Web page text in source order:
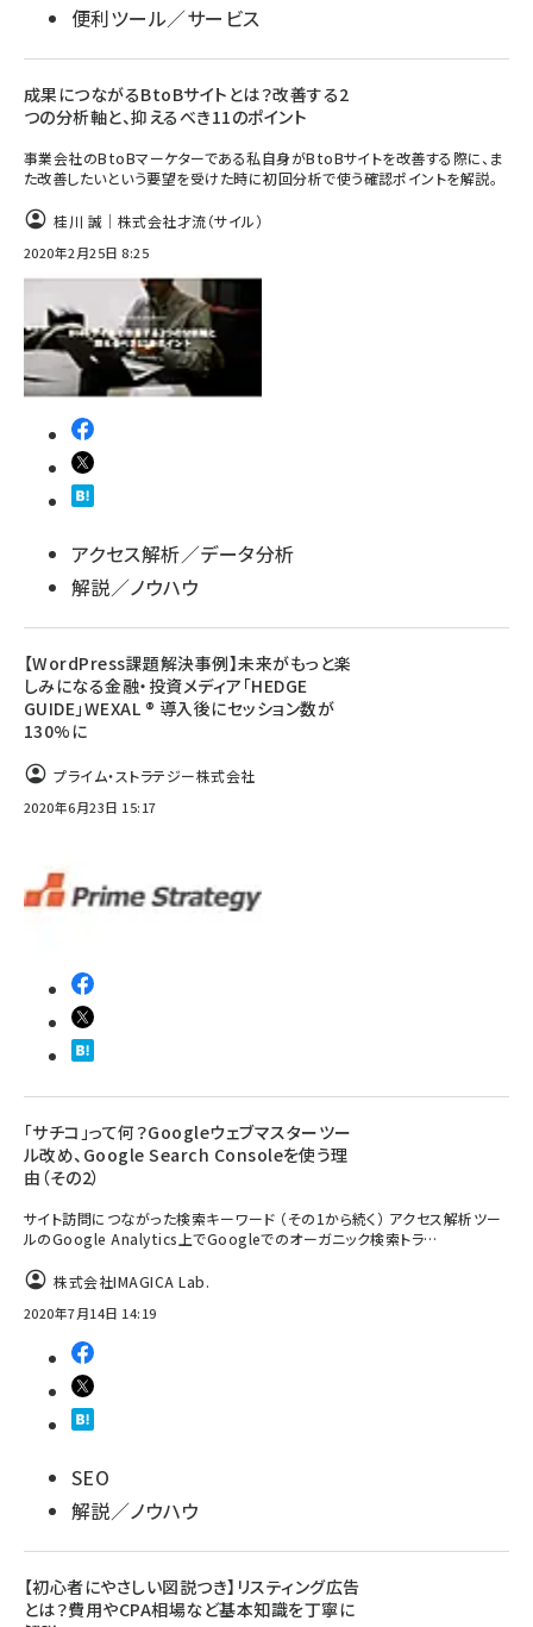
便利ツール／サービス
成果につながるBtoBサイトとは？改善する2
つの分析軸と、抑えるべき11のポイント
事業会社のBtoBマーケターである私自身がBtoBサイトを改善する際に、ま
た改善したいという要望を受けた時に初回分析で使う確認ポイントを解説。
桂川 誠｜株式会社才流（サイル）
2020年2月25日 8:25
アクセス解析／データ分析
解説／ノウハウ
【WordPress課題解決事例】未来がもっと楽
しみになる金融・投資メディア「HEDGE
GUIDE」WEXAL ® 導入後にセッション数が
130%に
プライム・ストラテジー株式会社
2020年6月23日 15:17
「サチコ」って何？Googleウェブマスターツー
ル改め、Google Search Consoleを使う理
由（その2）
サイト訪問につながった検索キーワード （その1から続く） アクセス解析ツー
ルのGoogle Analytics上でGoogleでのオーガニック検索トラ…
株式会社IMAGICA Lab.
2020年7月14日 14:19
SEO
解説／ノウハウ
【初心者にやさしい図説つき】リスティング広告
とは？費用やCPA相場など基本知識を丁寧に